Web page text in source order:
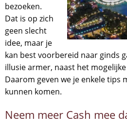
bezoeken.
Dat is op zich
geen slecht
idee, maar je
kan best voorbereid naar ginds
illusie armer, naast het
Daarom geven we je enkele tips
kunnen komen.
Neem meer Cash mee